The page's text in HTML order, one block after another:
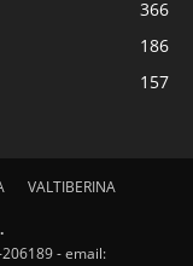
366
186
157
VALTIBERINA
206189 - email: